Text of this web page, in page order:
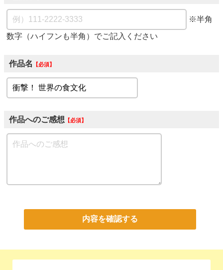
※半角
数字（ハイフンも半角）でご記入ください
作品名 必須
作品へのご感想 必須
内容を確認する